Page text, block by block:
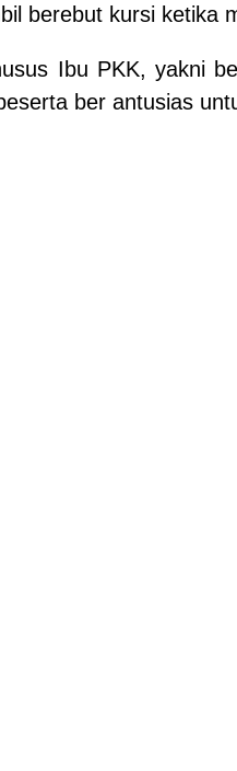
berebut kursi ketika
Ibu PKK, yakni
ber antusias